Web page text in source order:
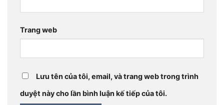
Trang web
Lưu tên của tôi, email, và trang web trong trình
duyệt này cho lần bình luận kế tiếp của tôi.